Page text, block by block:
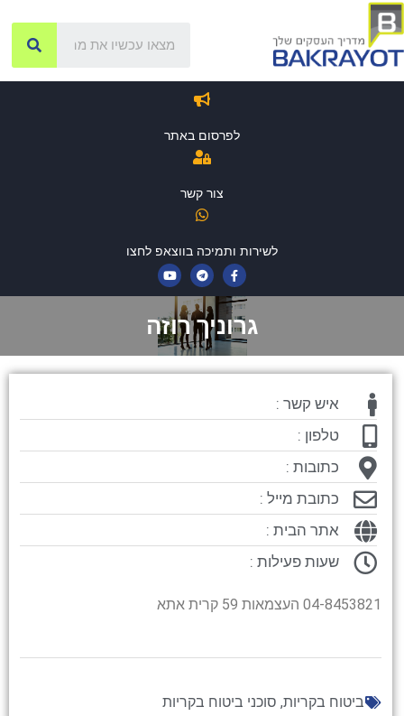
לפרסום באתר
צור קשר
לשירות ותמיכה בווצאפ לחצו
גרוניך רוזה
איש קשר :
טלפון :
כתובות :
כתובת מייל :
אתר הבית :
שעות פעילות :
04-8453821 העצמאות 59 קרית אתא
ביטוח בקריות, סוכני ביטוח בקריות